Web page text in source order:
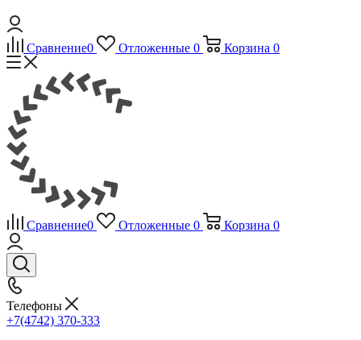
Сравнение0 Отложенные 0 Корзина 0
Сравнение0 Отложенные 0 Корзина 0
Телефоны
+7(4742) 370-333